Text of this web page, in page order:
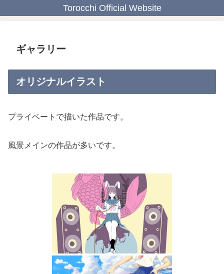
Torocchi Official Website
ギャラリー
オリジナルイラスト
プライベートで描いた作品です。
風景メインの作品が多いです。